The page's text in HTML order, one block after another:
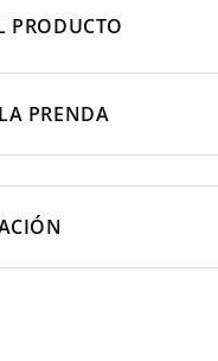
PRODUCTO
PRENDA